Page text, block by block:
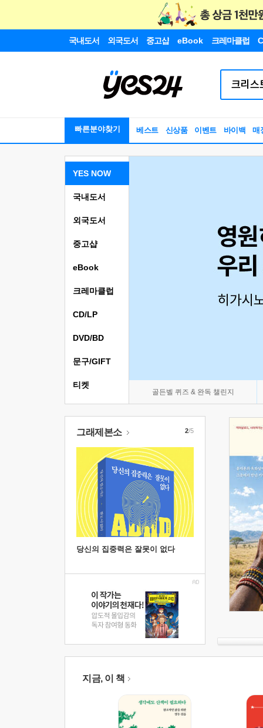
국내도서 외국도서 중고샵 eBook 크레마클럽
빠른분야찾기 베스트 신상품 이벤트 바이백 매
YES NOW
골든벨 퀴즈 & 완독 챌린지
국내도서
외국도서
중고샵
eBook
크레마클럽
CD/LP
DVD/BD
문구/GIFT
티켓
그래제본소
당신의 집중력은 잘못이 없다
2/5
지금, 이 책